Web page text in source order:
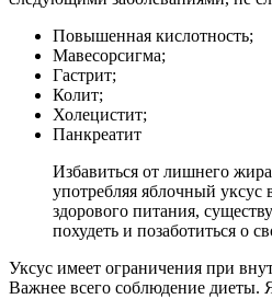
Повышенная кислотность;
Мавесорсигма;
Гастрит;
Колит;
Холецистит;
Панкреатит
Избавиться от лишнего
употребляя яблочный
здорового питания,
похудеть и позаботиться о
Уксус имеет ограничения при
Важнее всего соблюдение